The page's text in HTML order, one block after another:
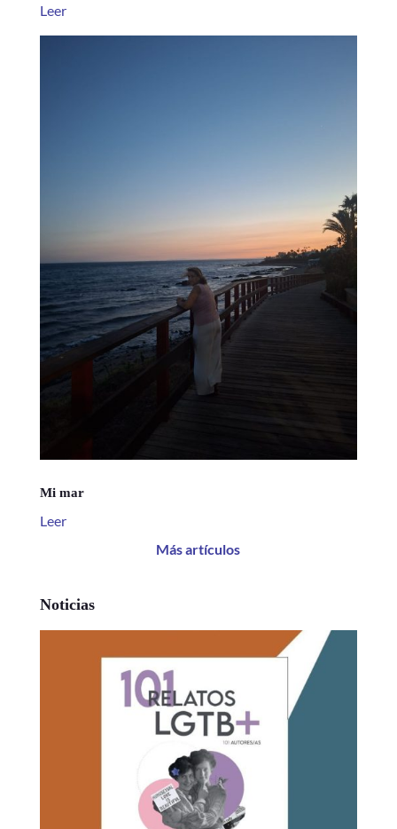
Leer
Mi mar
Leer
Más artículos
Noticias